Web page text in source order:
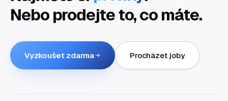
Nebo prodejte to, co máte.
Vyzkoušet zdarma Procházet joby